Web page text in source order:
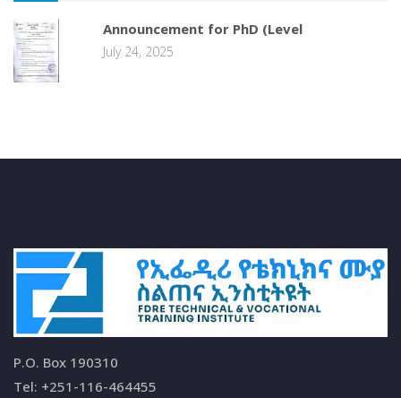
Announcement for PhD (Level
July 24, 2025
P.O. Box 190310
Tel: +251-116-464455